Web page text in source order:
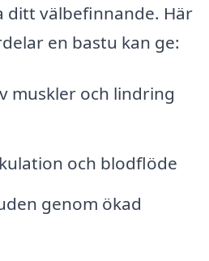
ditt välbefinnande. Här
en bastu kan ge:
muskler och lindring
och blodflöde
genom ökad